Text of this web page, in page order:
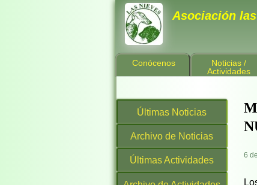
Asociación
Conócenos
Noticias /
Actividades
Últimas Noticias
Archivo de Noticias
Últimas Actividades
6